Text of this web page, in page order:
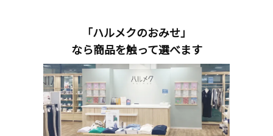
「ハルメクのおみせ」
なら商品を触って選べます